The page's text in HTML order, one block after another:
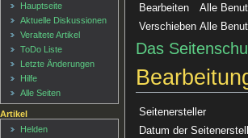
Bearbeiten
Alle
Verschieben Alle
Das
Seitenersteller
Datum der
Hauptseite
Aktuelle Diskussionen
Veraltete Artikel
ToDo Liste
Letzte Änderungen
Hilfe
Alle Seiten
Artikel
Helden